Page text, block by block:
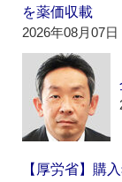
を薬価収載
2026年08月07日
【厚労省】購